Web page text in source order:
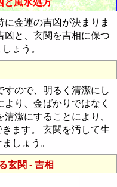
と風水処方
金運の吉凶が決まりま
凶と、玄関を吉相に保つ
ょう。
ので、明るく清潔にし
り、金ばかりではなく
潔にすることにより、
ます。 玄関を汚して生
しょう。
玄関 - 吉相